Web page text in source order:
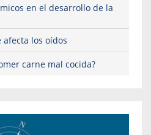
en el desarrollo de la
los oídos
carne mal cocida?